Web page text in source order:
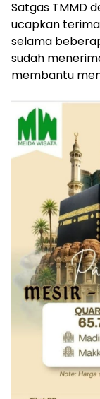
Satgas TMMD
ucapkan
selama
sudah
membantu